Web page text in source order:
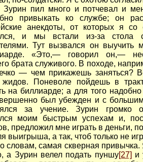
Зурин пил много и потчевал и
привыкать ко службе; он
анекдоты, от которых я со
и мы встали из-за стола
Тут вызвался он выучить
«Это,— говорил он,—
брата служивого. В походе,
— чем прикажешь заняться?
жидов. Поневоле пойдешь в
на биллиарде; а для того надобно
был убежден и с
за учение. Зурин громко
моим быстрым успехам и,
предложил мне играть в деньги,
выигрыша, а так, чтоб только не
словам, самая скверная привычка.
а Зурин велел подать пуншу[27] и